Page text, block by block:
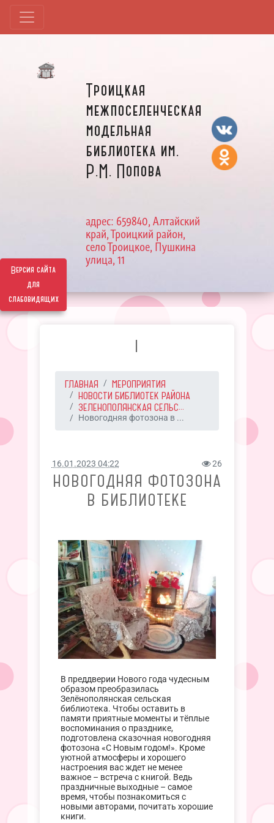
Версия сайта
для
слабовидящих
Троицкая
межпоселенческая
модельная
библиотека им.
Р.М. Попова
адрес: 659840, Алтайский
край, Троицкий район,
село Троицкое, Пушкина
улица, 11
I
ГЛАВНАЯ
МЕРОПРИЯТИЯ
НОВОСТИ БИБЛИОТЕК РАЙОНА
ЗЕЛЕНОПОЛЯНСКАЯ СЕЛЬС...
Новогодняя фотозона в ...
16.01.2023 04:22 26
НОВОГОДНЯЯ ФОТОЗОНА
В БИБЛИОТЕКЕ
В преддверии Нового года чудесным
образом преобразилась
Зелёнополянская сельская
библиотека. Чтобы оставить в
памяти приятные моменты и тёплые
воспоминания о празднике,
подготовлена сказочная новогодняя
фотозона «С Новым годом!». Кроме
уютной атмосферы и хорошего
настроения вас ждет не менее
важное – встреча с книгой. Ведь
праздничные выходные – самое
время, чтобы познакомиться с
новыми авторами, почитать хорошие
книги.